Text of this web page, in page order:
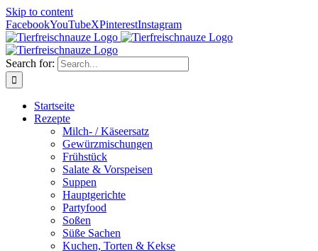
Skip to content
FacebookYouTubeXPinterestInstagram
Search for:
Startseite
Rezepte
Milch- / Käseersatz
Gewürzmischungen
Frühstück
Salate & Vorspeisen
Suppen
Hauptgerichte
Partyfood
Soßen
Süße Sachen
Kuchen, Torten & Kekse